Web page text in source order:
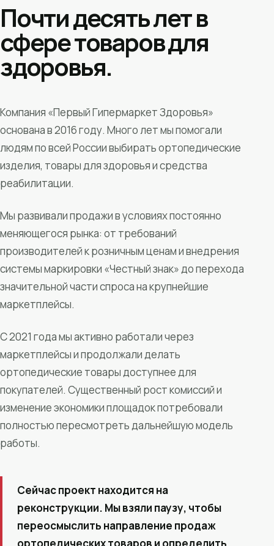
Почти десять лет в
сфере товаров для
здоровья.
Компания «Первый Гипермаркет Здоровья»
основана в 2016 году. Много лет мы помогали
людям по всей России выбирать ортопедические
изделия, товары для здоровья и средства
реабилитации.
Мы развивали продажи в условиях постоянно
меняющегося рынка: от требований
производителей к розничным ценам и внедрения
системы маркировки «Честный знак» до перехода
значительной части спроса на крупнейшие
маркетплейсы.
С 2021 года мы активно работали через
маркетплейсы и продолжали делать
ортопедические товары доступнее для
покупателей. Существенный рост комиссий и
изменение экономики площадок потребовали
полностью пересмотреть дальнейшую модель
работы.
Сейчас проект находится на
реконструкции. Мы взяли паузу, чтобы
переосмыслить направление продаж